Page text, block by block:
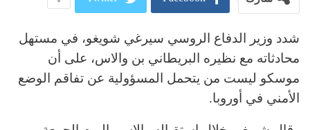
شدد وزير الدفاع الروسي سيرغي شويغو، في مستهل
محادثاته مع نظيره البريطاني بن والاس، على أن
موسكو ليست من يتحمل المسؤولية عن تفاقم الوضع
الأمني في أوروبا.